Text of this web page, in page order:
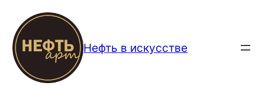
Перейти
содержимому
Нефть в искусстве